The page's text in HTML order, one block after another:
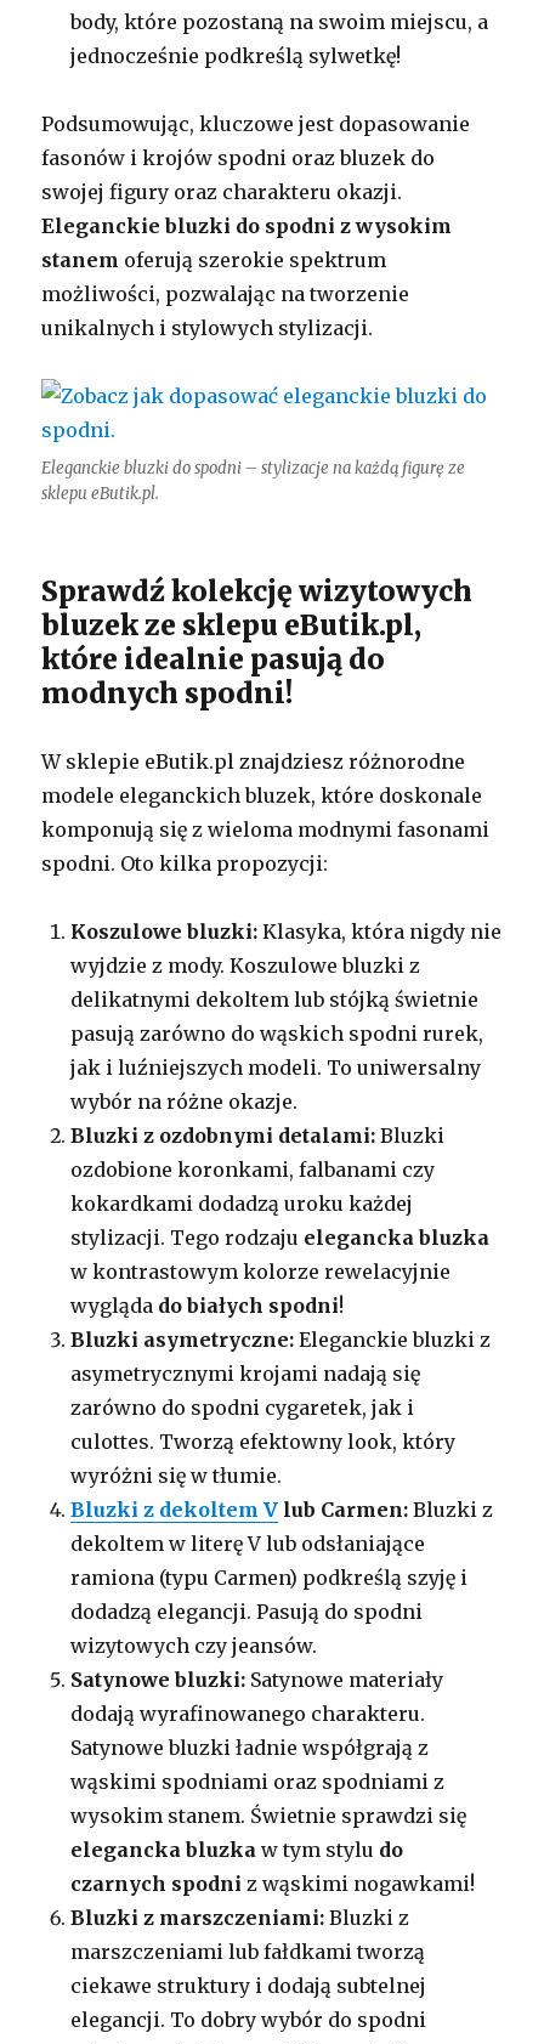
body, które pozostaną na swoim miejscu, a
jednocześnie podkreślą sylwetkę!
Podsumowując, kluczowe jest dopasowanie
fasonów i krojów spodni oraz bluzek do
swojej figury oraz charakteru okazji.
Eleganckie bluzki do spodni z wysokim
stanem oferują szerokie spektrum
możliwości, pozwalając na tworzenie
unikalnych i stylowych stylizacji.
Eleganckie bluzki do spodni – stylizacje na każdą figurę ze
sklepu eButik.pl.
Sprawdź kolekcję wizytowych
bluzek ze sklepu eButik.pl,
które idealnie pasują do
modnych spodni!
W sklepie eButik.pl znajdziesz różnorodne
modele eleganckich bluzek, które doskonale
komponują się z wieloma modnymi fasonami
spodni. Oto kilka propozycji:
Koszulowe bluzki: Klasyka, która nigdy nie
wyjdzie z mody. Koszulowe bluzki z
delikatnymi dekoltem lub stójką świetnie
pasują zarówno do wąskich spodni rurek,
jak i luźniejszych modeli. To uniwersalny
wybór na różne okazje.
Bluzki z ozdobnymi detalami: Bluzki
ozdobione koronkami, falbanami czy
kokardkami dodadzą uroku każdej
stylizacji. Tego rodzaju elegancka bluzka
w kontrastowym kolorze rewelacyjnie
wygląda do białych spodni!
Bluzki asymetryczne: Eleganckie bluzki z
asymetrycznymi krojami nadają się
zarówno do spodni cygaretek, jak i
culottes. Tworzą efektowny look, który
wyróżni się w tłumie.
Bluzki z dekoltem V lub Carmen: Bluzki z
dekoltem w literę V lub odsłaniające
ramiona (typu Carmen) podkreślą szyję i
dodadzą elegancji. Pasują do spodni
wizytowych czy jeansów.
Satynowe bluzki: Satynowe materiały
dodają wyrafinowanego charakteru.
Satynowe bluzki ładnie współgrają z
wąskimi spodniami oraz spodniami z
wysokim stanem. Świetnie sprawdzi się
elegancka bluzka w tym stylu do
czarnych spodni z wąskimi nogawkami!
Bluzki z marszczeniami: Bluzki z
marszczeniami lub fałdkami tworzą
ciekawe struktury i dodają subtelnej
elegancji. To dobry wybór do spodni